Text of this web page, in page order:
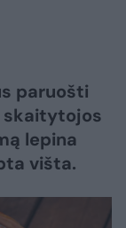
paruošti
skaitytojos
lepina
višta.